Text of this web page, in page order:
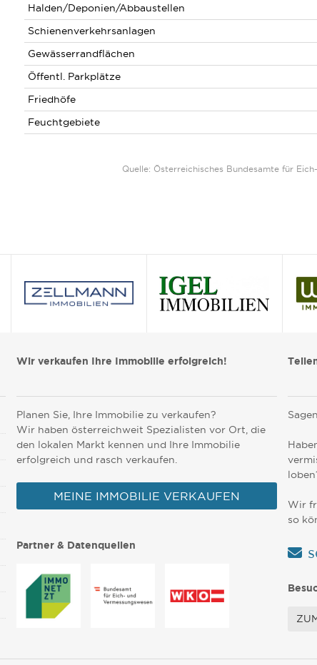
Halden/Deponien/Abbaustellen
Schienenverkehrsanlagen
Gewässerrandflächen
Öffentl. Parkplätze
Friedhöfe
Feuchtgebiete
Quelle: Österreichisches Bundesamte für
Wir verkaufen Ihre Immobilie erfolgreich!
Planen Sie, Ihre Immobilie zu verkaufen?
Wir haben österreichweit Spezialisten vor Ort, die
den lokalen Markt kennen und Ihre Immobilie
erfolgreich und rasch verkaufen.
MEINE IMMOBILIE VERKAUFEN
Partner & Datenquellen
Wir
so